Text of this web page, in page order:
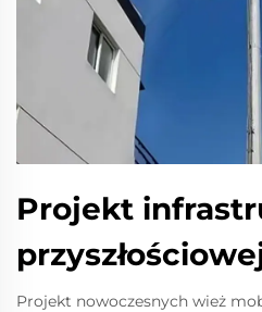
Projekt
Projekt nowoczesnych wież